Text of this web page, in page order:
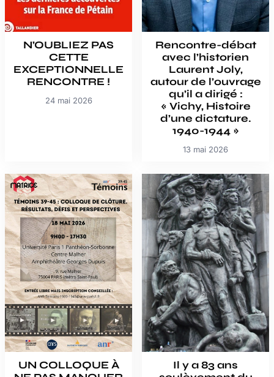
N’OUBLIEZ PAS
CETTE
EXCEPTIONNELLE
RENCONTRE !
24 mai 2026
Rencontre-débat
avec l’historien
Laurent Joly,
autour de l’ouvrage
qu’il a dirigé :
« Vichy, Histoire
d’une dictature.
1940-1944 »
13 mai 2026
UN COLLOQUE À
Il y a 83 ans